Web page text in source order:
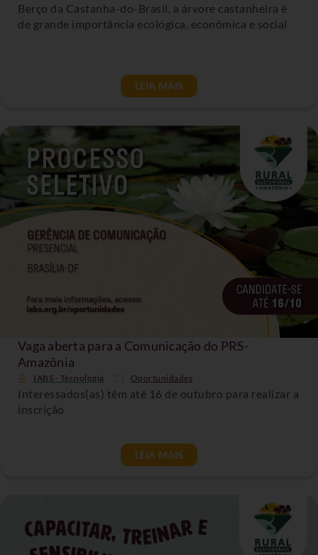
Berço da Castanha-do-Brasil, a árvore castanheira é
de grande importância ecológica, econômica e social
LEIA MAIS
Vaga aberta para a Comunicação do PRS-
Amazônia
IABS - Tecnologia Oportunidades
Interessados(as) têm até 16 de outubro para realizar a
inscrição
LEIA MAIS